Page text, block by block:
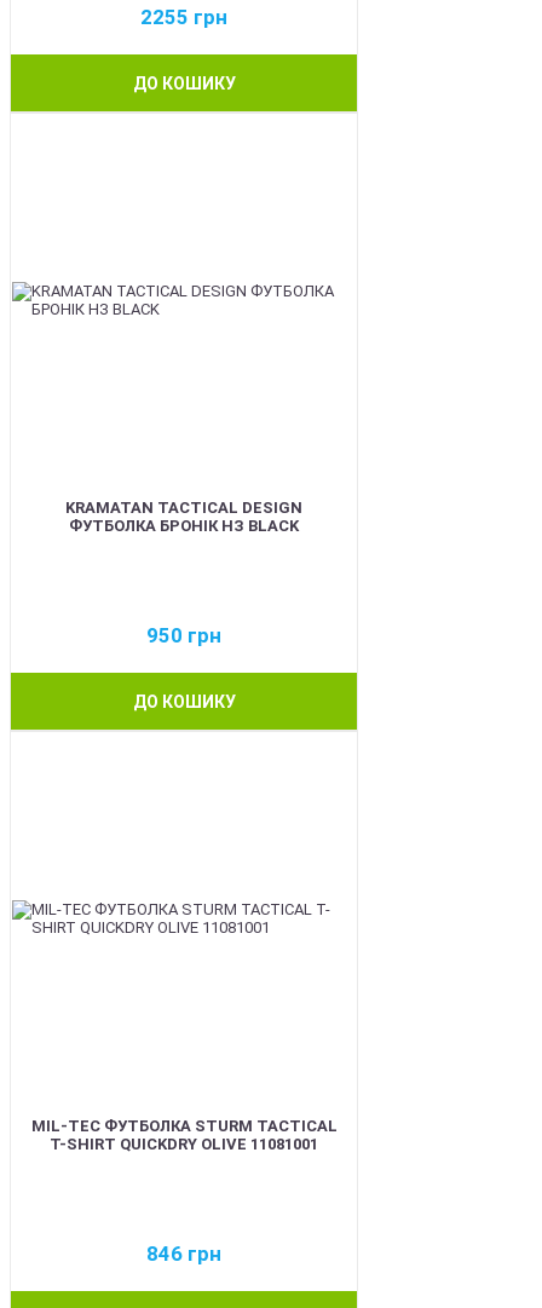
2255 грн
ДО КОШИКУ
KRAMATAN TACTICAL DESIGN
ФУТБОЛКА БРОНІК НЗ BLACK
950 грн
ДО КОШИКУ
MIL-TEC ФУТБОЛКА STURM TACTICAL
T-SHIRT QUICKDRY OLIVE 11081001
846 грн